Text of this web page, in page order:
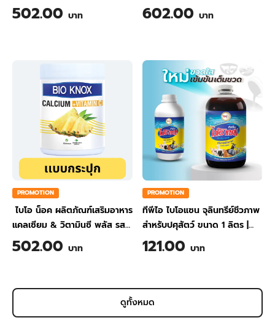
ขิง ขนาด 200 กรัม
502.00 บาท
ส้ม ขนาด 200 กรัม
602.00 บาท
PROMOTION
ไบโอ น็อค ผลิตภัณฑ์เสริมอาหาร
แคลเซียม & วิตามินซี พลัส รส
สับปะรด ขนาด 200 กรัม
502.00 บาท
PROMOTION
ทีพีไอ ไบโอแซน จุลินทรีย์ชีวภาพ
สำหรับปศุสัตว์ ขนาด 1 ลิตร |
TPI BIO-SAN Organic
Wastewater Treatment for
121.00 บาท
ดูทั้งหมด